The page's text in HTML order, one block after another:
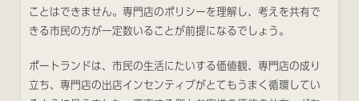
ことはできません。専門店のポリシーを理解し、考えを共有で
きる市民の方が一定数いることが前提になるでしょう。
ポートランドは、市民の生活にたいする価値観、専門店の成り
立ち、専門店の出店インセンティブがとてもうまく循環してい